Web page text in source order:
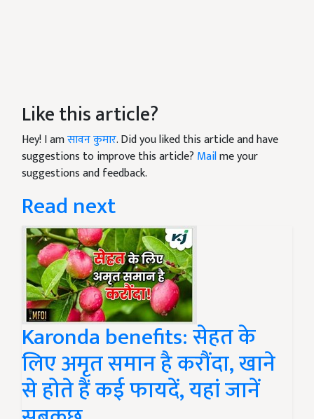
Like this article?
Hey! I amसावन कुमार. Did you liked this article and have
suggestions to improve this article? Mailme your
suggestions and feedback.
Read next
Karonda benefits: सेहत के
लिए अमृत समान है करौंदा, खाने
से होते हैं कई फायदें, यहां जानें